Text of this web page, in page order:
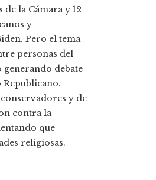
la Cámara y 12
y
Pero el tema
personas del
debate
y de
contra la
que
religiosas.